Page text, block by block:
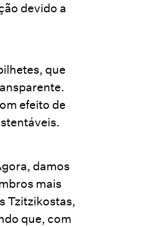
devido a
que
efeito de
damos
mais
Tzitzikostas,
que, com